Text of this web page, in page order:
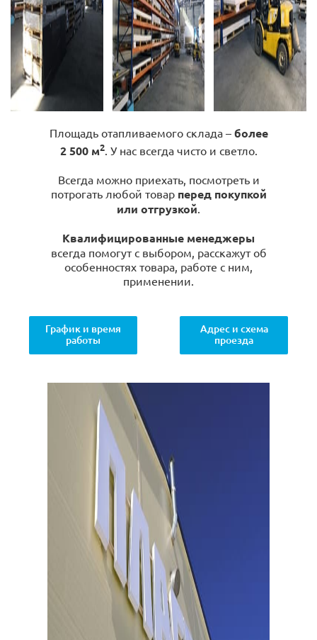
Площадь отапливаемого склада – более
2 500 м2. У нас всегда чисто и светло.
Всегда можно приехать, посмотреть и
потрогать любой товар перед покупкой
или отгрузкой.
Квалифицированные менеджеры
всегда помогут с выбором, расскажут об
особенностях товара, работе с ним,
применении.
График и время
работы
Адрес и схема
проезда